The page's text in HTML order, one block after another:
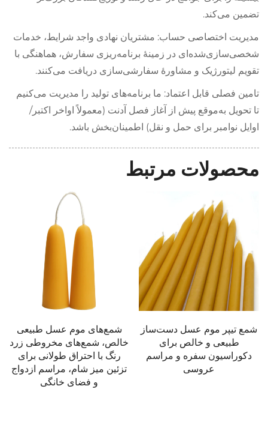
تضمین می‌کند.
مدیریت اختصاصی حساب: مشتریان نهادی واجد شرایط، خدمات
شخصی‌سازی‌شده‌ای در زمینهٔ برنامه‌ریزی سفارش، هماهنگی با
تقویم لیتورژیک و مشاورهٔ سفارشی‌سازی دریافت می‌کنند.
تامین فصلی قابل اعتماد: ما برنامه‌های تولید را مدیریت می‌کنیم
تا تحویل به‌موقع پیش از آغاز فصل آدنت (معمولاً اواخر اکتبر/
اوایل نوامبر برای حمل و نقل) اطمینان‌بخش باشد.
محصولات مرتبط
شمع تیپر موم عسل دست‌ساز
طبیعی و خالص برای
دکوراسیون سفره و مراسم
عروسی
شمع‌های موم عسل طبیعی
خالص، شمع‌های مخروطی زرد
رنگ با احتراق طولانی برای
تزئین میز شام، مراسم ازدواج
و فضای خانگی